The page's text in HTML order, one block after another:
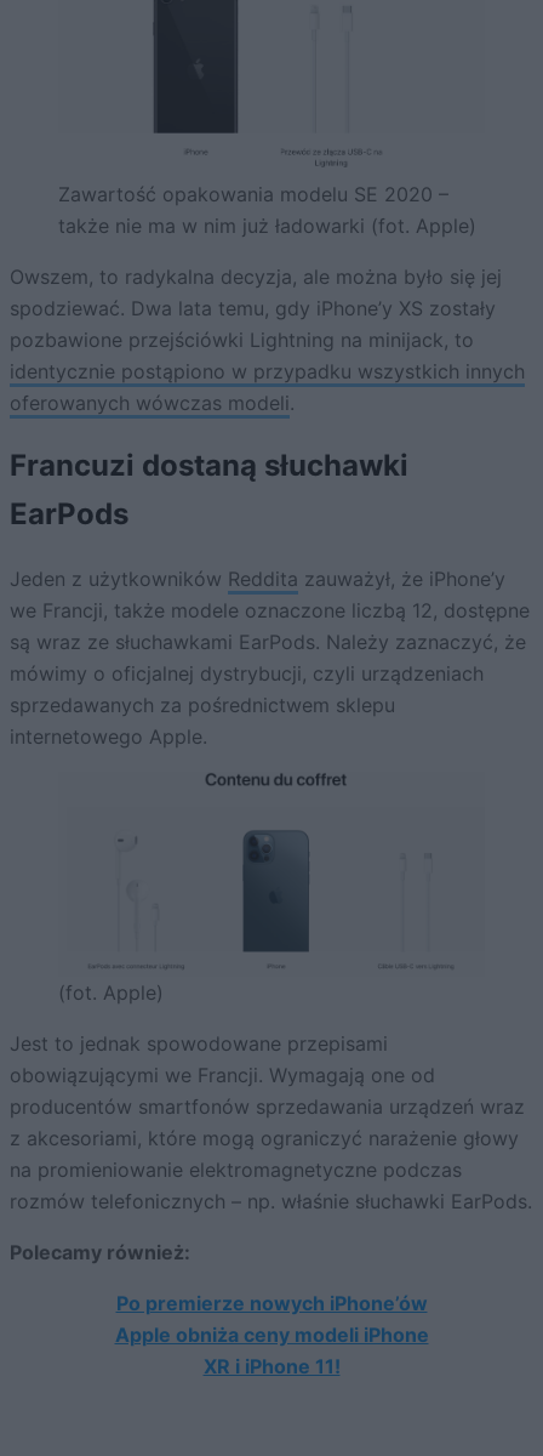
Zawartość opakowania modelu SE 2020 –
także nie ma w nim już ładowarki (fot. Apple)
Owszem, to radykalna decyzja, ale można było się jej
spodziewać. Dwa lata temu, gdy iPhone’y XS zostały
pozbawione przejściówki Lightning na minijack, to
identycznie postąpiono w przypadku wszystkich innych
oferowanych wówczas modeli.
Francuzi dostaną słuchawki
EarPods
Jeden z użytkowników Reddita zauważył, że iPhone’y
we Francji, także modele oznaczone liczbą 12, dostępne
są wraz ze słuchawkami EarPods. Należy zaznaczyć, że
mówimy o oficjalnej dystrybucji, czyli urządzeniach
sprzedawanych za pośrednictwem sklepu
internetowego Apple.
(fot. Apple)
Jest to jednak spowodowane przepisami
obowiązującymi we Francji. Wymagają one od
producentów smartfonów sprzedawania urządzeń wraz
z akcesoriami, które mogą ograniczyć narażenie głowy
na promieniowanie elektromagnetyczne podczas
rozmów telefonicznych – np. właśnie słuchawki EarPods.
Polecamy również:
Po premierze nowych iPhone’ów
Apple obniża ceny modeli iPhone
XR i iPhone 11!